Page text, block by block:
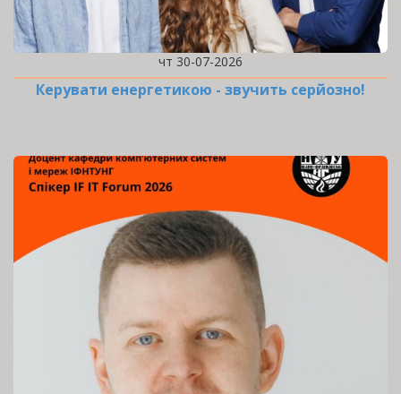
чт 30-07-2026
Керувати енергетикою - звучить серйозно!